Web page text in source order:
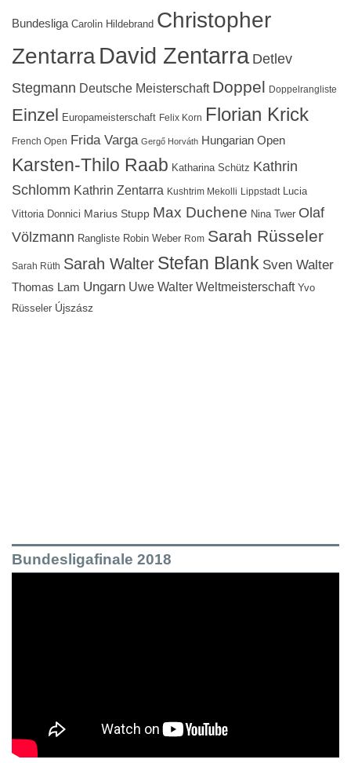
Bundesliga Carolin Hildebrand Christopher
ZentarraDavid Zentarra Detlev
Stegmann Deutsche Meisterschaft Doppel Doppelrangliste
Einzel Europameisterschaft Felix Korn Florian Krick
French Open Frida Varga Gergő Horváth Hungarian Open
Karsten-Thilo Raab Katharina Schütz Kathrin
Schlomm Kathrin Zentarra Kushtrim Mekolli Lippstadt Lucia
Vittoria Donnici Marius Stupp Max Duchene Nina Twer Olaf
Völzmann Rangliste Robin Weber Rom Sarah Rüsseler
Sarah Rüth Sarah Walter Stefan Blank Sven Walter
Thomas Lam Ungarn Uwe Walter Weltmeisterschaft Yvo
Rüsseler Újszász
Bundesligafinale 2018